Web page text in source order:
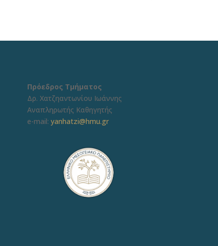
Πρόεδρος Τμήματος
Δρ. Χατζηαντωνίου Ιωάννης
Αναπληρωτής Καθηγητής
e-mail: yanhatzi@hmu.gr